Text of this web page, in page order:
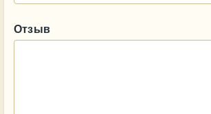
Отзыв